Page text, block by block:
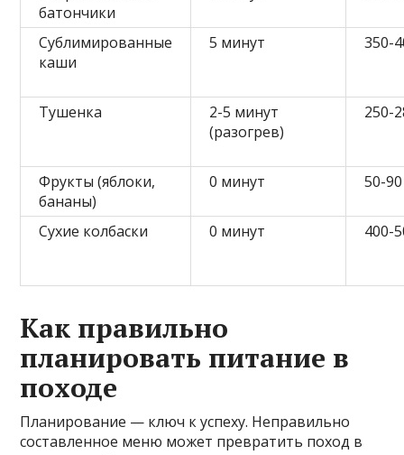
батончики
Сублимированные
каши
5 минут 350-
Тушенка
2-5 минут
(разогрев)
250-
Фрукты (яблоки,
бананы)
0 минут 50-
Сухие колбаски 0 минут 400-
Как правильно
планировать питание в
походе
Планирование — ключ к успеху. Неправильно
составленное меню может превратить поход в